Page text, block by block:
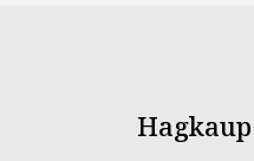
Hagkaup